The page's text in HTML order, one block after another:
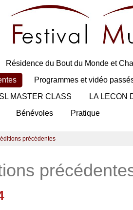
Résidence du Bout du Monde et
Programmes et vidéo
MASTER CLASS LA LECON
Bénévoles Pratique
précédentes